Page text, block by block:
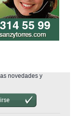
novedades y